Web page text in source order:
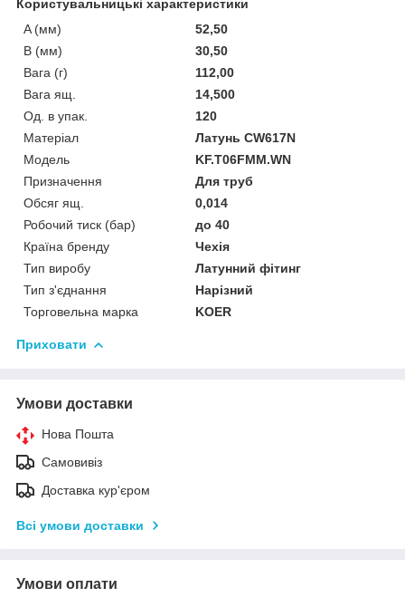
Користувальницькі характеристики
A (мм)
52,50
B (мм)
30,50
Вага (г)
112,00
Вага ящ.
14,500
Од. в упак.
120
Матеріал
Латунь CW617N
Мoдель
KF.T06FMM.WN
Призначення
Для труб
Обсяг ящ.
0,014
Робочий тиск (бар)
до 40
Країна бренду
Чехія
Тип виробу
Латунний фітинг
Тип з'єднання
Нарізний
Торговельна марка
KOER
Приховати
Умови доставки
Нова Пошта
Самовивіз
Доставка кур'єром
Всі умови доставки
Умови оплати